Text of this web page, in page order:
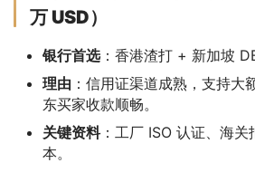
万 USD）
银行首选：香港渣打 + 新加坡
理由 ：信用证渠道成熟，支持大
东买家收款顺畅。
关键资料：工厂 ISO 认证、海关
本。